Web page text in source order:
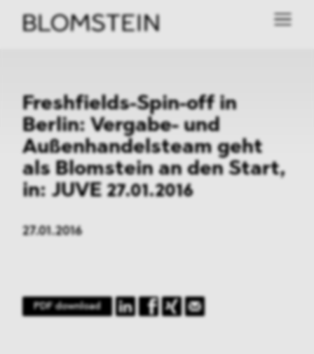
Freshfields-Spin-off in
Berlin: Vergabe- und
Außenhandelsteam geht
als Blomstein an den Start,
in: JUVE 27.01.2016
27.01.2016
PDF download